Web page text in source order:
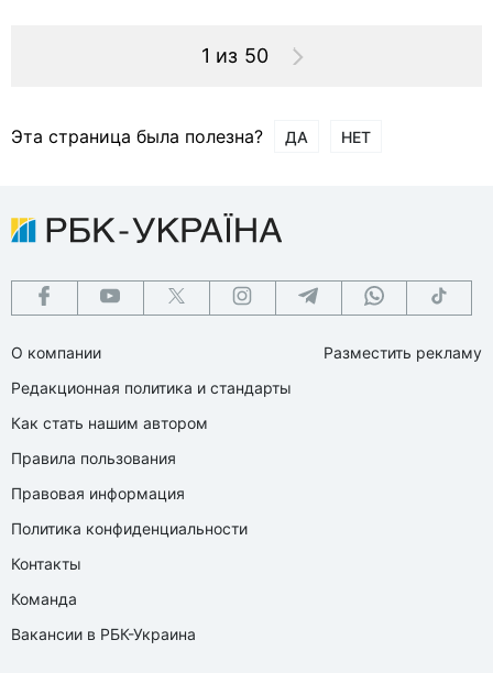
1 из 50
Эта страница была полезна? ДА НЕТ
О компании
Редакционная политика и стандарты
Как стать нашим автором
Правила пользования
Правовая информация
Политика конфиденциальности
Контакты
Команда
Вакансии в РБК-Украина
Разместить рекламу